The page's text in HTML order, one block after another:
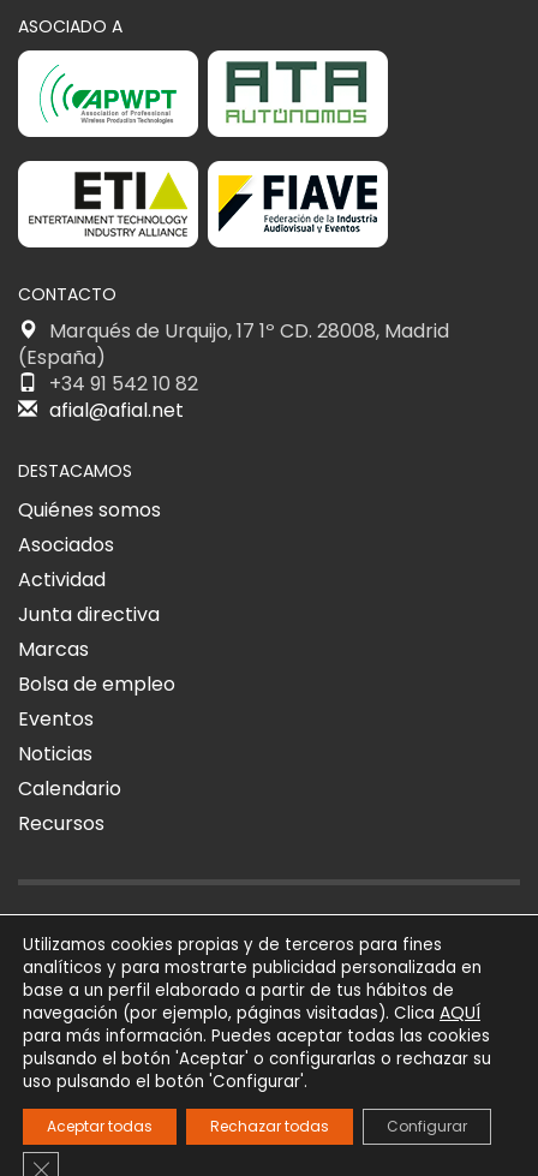
ASOCIADO A
CONTACTO
Marqués de Urquijo, 17 1º CD. 28008, Madrid
(España)
+34 91 542 10 82
afial@afial.net
DESTACAMOS
Quiénes somos
Asociados
Actividad
Junta directiva
Marcas
Bolsa de empleo
Eventos
Noticias
Calendario
Recursos
AVISO LEGAL POLÍTICA DE PRIVACIDAD POLÍTICA DE COOKIES
SÍGUENOS
AFIAL Asociación © 2026
Todos los derechos
reservados
Powered by
Trígono
Comunicación
Utilizamos cookies propias y de terceros para fines
analíticos y para mostrarte publicidad personalizada en
base a un perfil elaborado a partir de tus hábitos de
navegación (por ejemplo, páginas visitadas). Clica AQUÍ
para más información. Puedes aceptar todas las cookies
pulsando el botón 'Aceptar' o configurarlas o rechazar su
uso pulsando el botón 'Configurar'.
Aceptar todas Rechazar todas Configurar
Cerrar el banner de cookies RGPD